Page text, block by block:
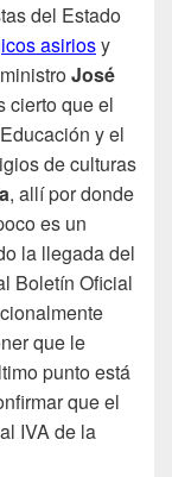
del Estado
asiriosy
José
cierto que el
y el
de culturas
, allí por donde
es un
la llegada del
Boletín Oficial
que le
punto está
que el
IVA de la